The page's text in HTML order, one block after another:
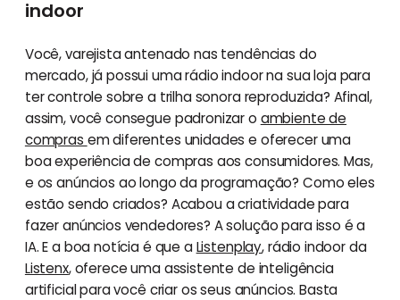
indoor
Você, varejista antenado nas tendências do
mercado, já possui uma rádio indoor na sua loja para
ter controle sobre a trilha sonora reproduzida? Afinal,
assim, você consegue padronizar o ambiente de
compras em diferentes unidades e oferecer uma
boa experiência de compras aos consumidores. Mas,
e os anúncios ao longo da programação? Como eles
estão sendo criados? Acabou a criatividade para
fazer anúncios vendedores? A solução para isso é a
IA. E a boa notícia é que aListenplay, rádio indoor da
Listenx, oferece uma assistente de inteligência
artificial para você criar os seus anúncios. Basta